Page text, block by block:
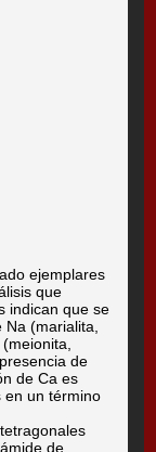
ejemplares
que
indican que se
Na (marialita,
(meionita,
de
de Ca es
en un término
de